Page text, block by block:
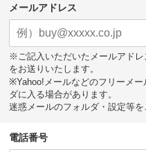
メールアドレス
※ご記入いただいたメールアド
をお送りいたします。
※Yahoo!メールなどのフリーメ
ダに入る場合があります。
迷惑メールのフォルダ・設定等を
電話番号